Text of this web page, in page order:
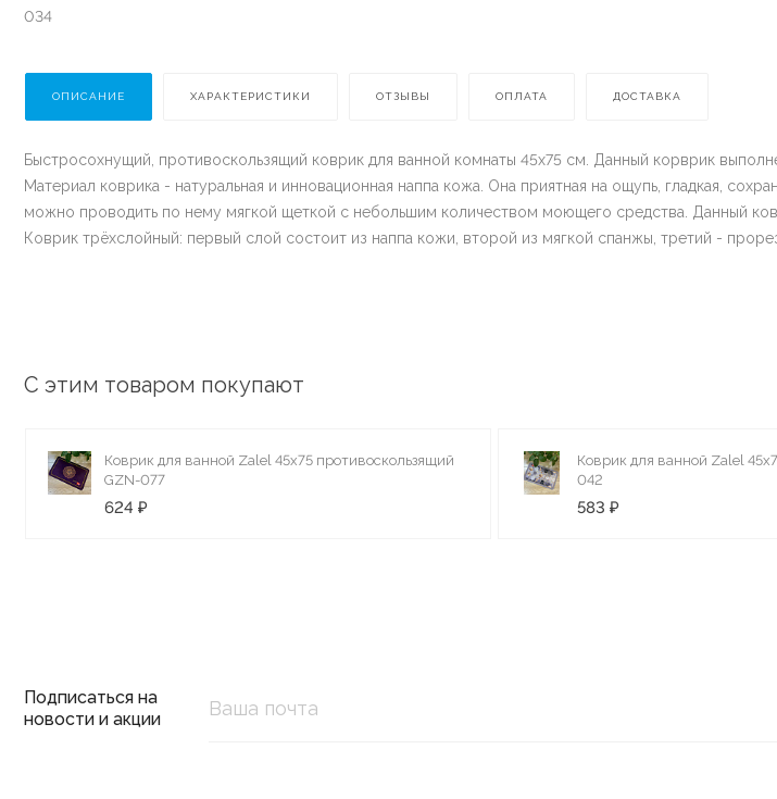
034
ОПИСАНИЕ ХАРАКТЕРИСТИКИ ОТЗЫВЫ ОПЛАТА ДОСТАВКА
Быстросохнущий, противоскользящий коврик для ванной комнаты 45х75 см. Данный корврик
Материал коврика - натуральная и инновационная наппа кожа. Она приятная на ощупь, гладкая,
можно проводить по нему мягкой щеткой с небольшим количеством моющего средства. Данный
Коврик трёхслойный: первый слой состоит из наппа кожи, второй из мягкой спанжы, третий -
С этим товаром покупают
Коврик для ванной Zalel 45х75 противоскользящий
GZN-077
624 ₽
Коврик для ванной Zalel
042
583 ₽
Подписаться на
новости и акции